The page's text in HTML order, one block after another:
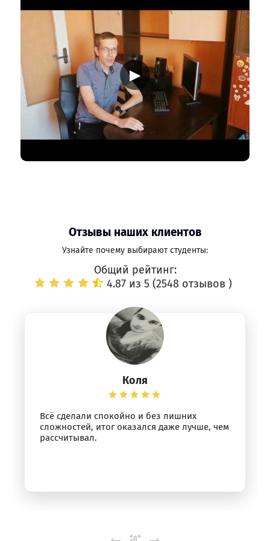
▶
Отзывы наших клиентов
Узнайте почему выбирают студенты:
Общий рейтинг:
4.87 из 5 (2548 отзывов )
Коля
Всё сделали спокойно и без лишних
сложностей, итог оказался даже лучше, чем
рассчитывал.